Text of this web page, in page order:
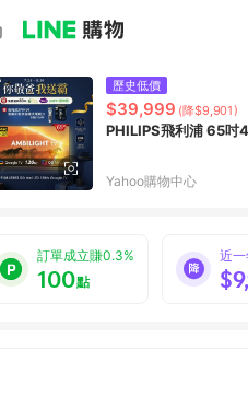
歷史低價
$39,999 (降$9,901)
PHILIPS飛利浦 65
Yahoo購物中心
訂單成立賺0.3%
100點
近